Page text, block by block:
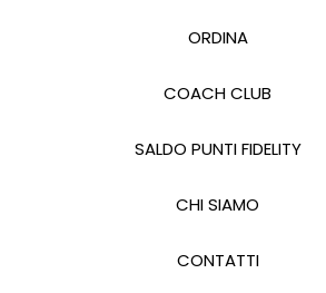
ORDINA
COACH CLUB
SALDO PUNTI FIDELITY
CHI SIAMO
CONTATTI